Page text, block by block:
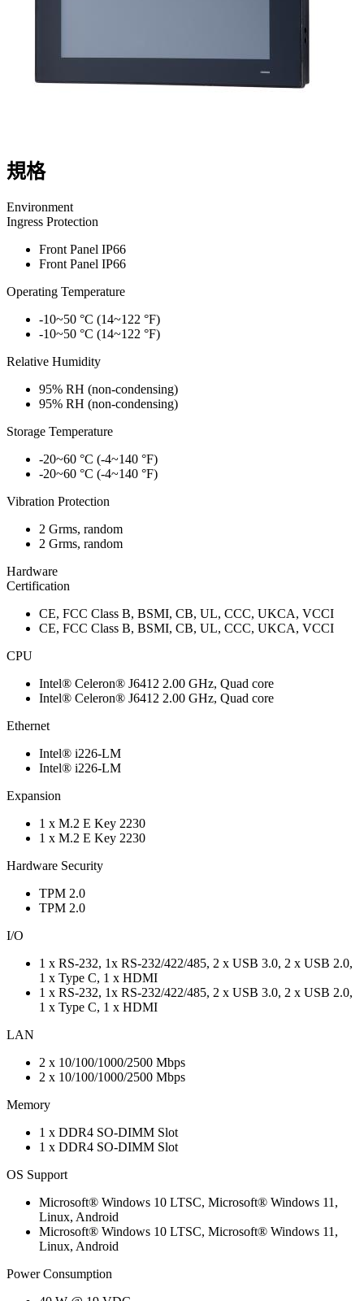
規格
Environment
Ingress Protection
Front Panel IP66
Front Panel IP66
Operating Temperature
-10~50 °C (14~122 °F)
-10~50 °C (14~122 °F)
Relative Humidity
95% RH (non-condensing)
95% RH (non-condensing)
Storage Temperature
-20~60 °C (-4~140 °F)
-20~60 °C (-4~140 °F)
Vibration Protection
2 Grms, random
2 Grms, random
Hardware
Certification
CE, FCC Class B, BSMI, CB, UL, CCC, UKCA, VCCI
CE, FCC Class B, BSMI, CB, UL, CCC, UKCA, VCCI
CPU
Intel® Celeron® J6412 2.00 GHz, Quad core
Intel® Celeron® J6412 2.00 GHz, Quad core
Ethernet
Intel® i226-LM
Intel® i226-LM
Expansion
1 x M.2 E Key 2230
1 x M.2 E Key 2230
Hardware Security
TPM 2.0
TPM 2.0
I/O
1 x RS-232, 1x RS-232/422/485, 2 x USB 3.0, 2 x USB 2.0,
1 x Type C, 1 x HDMI
1 x RS-232, 1x RS-232/422/485, 2 x USB 3.0, 2 x USB 2.0,
1 x Type C, 1 x HDMI
LAN
2 x 10/100/1000/2500 Mbps
2 x 10/100/1000/2500 Mbps
Memory
1 x DDR4 SO-DIMM Slot
1 x DDR4 SO-DIMM Slot
OS Support
Microsoft® Windows 10 LTSC, Microsoft® Windows 11,
Linux, Android
Microsoft® Windows 10 LTSC, Microsoft® Windows 11,
Linux, Android
Power Consumption